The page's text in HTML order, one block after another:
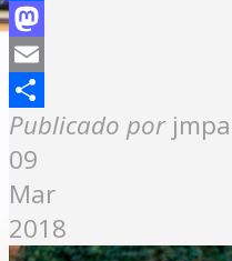
Facebook
Mastodon
Email
Compartir
Publicado por
09
Mar
2018